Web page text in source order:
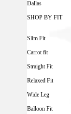
Dallas
SHOP BY FIT
Slim Fit
Carrot fit
Straight Fit
Relaxed Fit
Wide Leg
Balloon Fit